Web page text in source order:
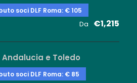
soci DLF Roma: € 105
Da €1,215
Andalucia e Toledo
soci DLF Roma: € 85